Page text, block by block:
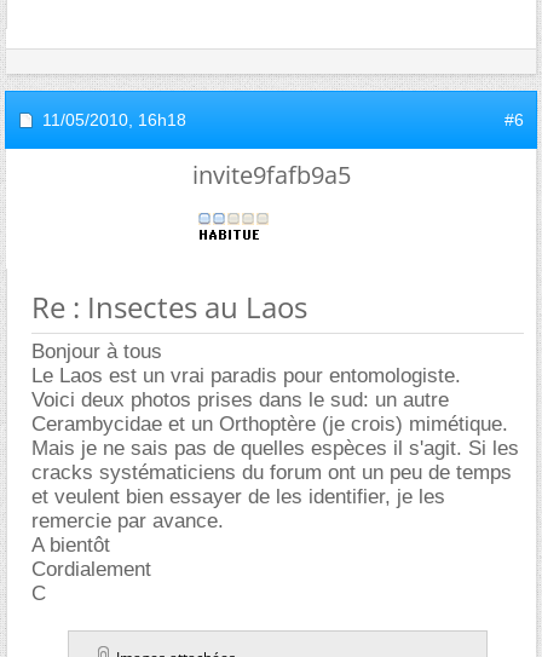
11/05/2010, 16h18 #6
invite9fafb9a5
Re : Insectes au Laos
Bonjour à tous
Le Laos est un vrai paradis pour entomologiste.
Voici deux photos prises dans le sud: un autre
Cerambycidae et un Orthoptère (je crois) mimétique.
Mais je ne sais pas de quelles espèces il s'agit. Si les
cracks systématiciens du forum ont un peu de temps
et veulent bien essayer de les identifier, je les
remercie par avance.
A bientôt
Cordialement
C